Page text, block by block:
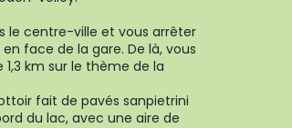
le centre-ville et vous arrêter
face de la gare. De là, vous
km sur le thème de la
fait de pavés sanpietrini
du lac, avec une aire de